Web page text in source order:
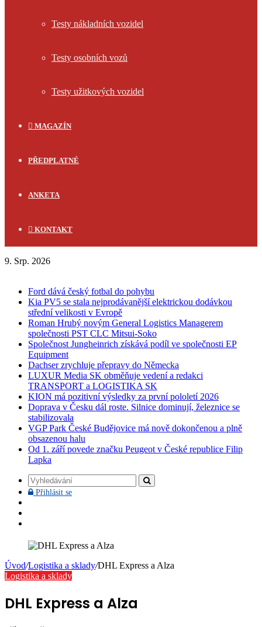
Testy nákladních vozidel
Testy osobních vozů
Testy užitkových vozidel
MAGAZÍN
PŘEDPLATNÉ
ANKETA
KONTAKT
9. Srp. 2026
Ford dává český fotbal do pohybu
Kia PV5 se stala nejprodávanější elektrickou dodávkou
střední velikosti v Evropě
Roman Hrubý novým General Logistics Managerem
společnosti PST CLC Mitsui-Soko
Společnost Jungheinrich získává podíl ve společnosti EP
Equipment
Dachser zrychluje přepravy do Německa
LUXUR Media SK obměňuje vedení a redakci
TRANSPORT a LOGISTIKA SK
KION má pozitivní výsledky za první pololetí 2026
Doprava v Česku dál roste. Silnice dominují, železnice se
stabilizovala
VGP Park České Budějovice má nově dokončenou a plně
obsazenou halu
Od 1. září povede značku Peugeot v České republice Filip
Lapka
Vyhledávání
Přihlásit sePřihlásit
Úvod/Logistika a sklady/DHL Express a Alza
Logistika a sklady
DHL Express a Alza